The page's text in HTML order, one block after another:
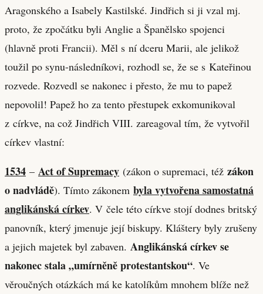
Aragonského a Isabely Kastilské. Jindřich si ji vzal mj.
proto, že zpočátku byli Anglie a Španělsko spojenci
(hlavně proti Francii). Měl s ní dceru Marii, ale jelikož
toužil po synu-následníkovi, rozhodl se, že se s Kateřinou
rozvede. Rozvedl se nakonec i přesto, že mu to papež
nepovolil! Papež ho za tento přestupek exkomunikoval
z církve, na což Jindřich VIII. zareagoval tím, že vytvořil
církev vlastní:
1534 – Act of Supremacy (zákon o supremaci, též zákon
o nadvládě). Tímto zákonem byla vytvořena samostatná
anglikánská církev. V čele této církve stojí dodnes britský
panovník, který jmenuje její biskupy. Kláštery byly zrušeny
a jejich majetek byl zabaven. Anglikánská církev se
nakonec stala „umírněně protestantskou“. Ve
věroučných otázkách má ke katolíkům mnohem blíže než